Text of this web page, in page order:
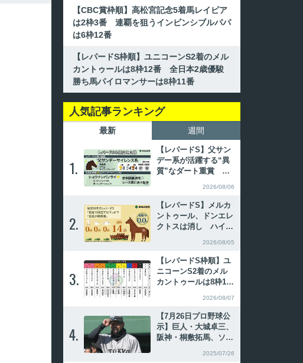
【CBC賞枠順】高松宮記念5着馬レイピア
は2枠3番 連覇を狙うインビンシブルパパ
は6枠12番
【レパードS枠順】ユニコーンS2着のメル
カントゥールは8枠12番 全日本2歳優駿
勝ち馬パイロマンサーは8枠11番
人気記事ランキング
最新 週間
1.
【レパードS】父サン
デー系が活躍する“異
質”なダート重賞 傾
2026/08/06
2.
【レパードS】メルカ
ントゥール、ドンエレ
クトスは消し ハイブ
2026/08/05
3.
【レパードS枠順】ユ
ニコーンS2着のメル
カントゥールは8枠12
8枠11番
2026/08/07
4.
【7月26日プロ野球公
示】巨人・大城卓三、
阪神・桐敷拓馬、ソフ
2025/07/26